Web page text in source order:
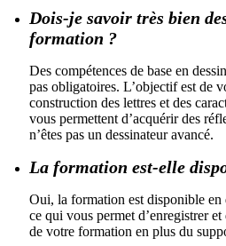
Dois-je savoir très bien
formation ?
Des compétences de base en
pas obligatoires. L’objectif est de
construction des lettres et des
vous permettent d’acquérir des
n’êtes pas un dessinateur avancé.
La formation est-elle
Oui, la formation est disponible
ce qui vous permet d’enregistrer
de votre formation en plus du